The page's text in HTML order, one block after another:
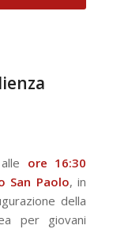
alle ore 16:30
San Paolo, in
della
per giovani